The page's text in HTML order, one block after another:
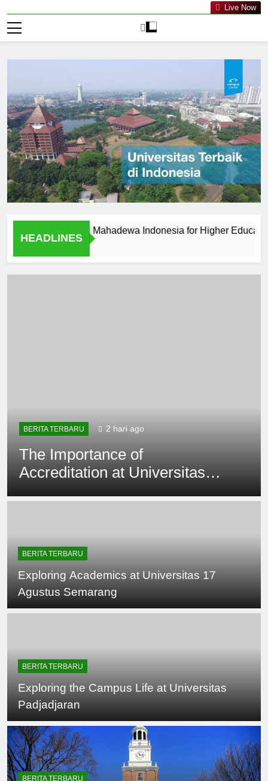
Live Now
HEADLINES
PGRI Mahadewa Indonesia for Higher Education?
BERITA TERBARU 2 hari ago
The Importance of
Accreditation at Universitas
BERITA TERBARU
Exploring Academics at Universitas 17
Agustus Semarang
BERITA TERBARU
Exploring the Campus Life at Universitas
Padjadjaran
BERITA TERBARU